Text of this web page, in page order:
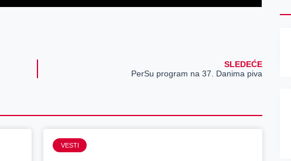
SLEDEĆE
PerSu program na 37. Danima piva
VESTI